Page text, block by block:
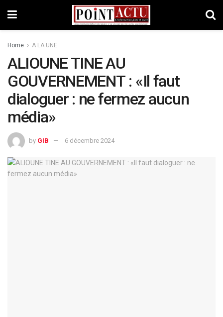
Home A LA UNE
ALIOUNE TINE AU
GOUVERNEMENT : «Il faut
dialoguer : ne fermez aucun
média»
by GIB 6 décembre 2024